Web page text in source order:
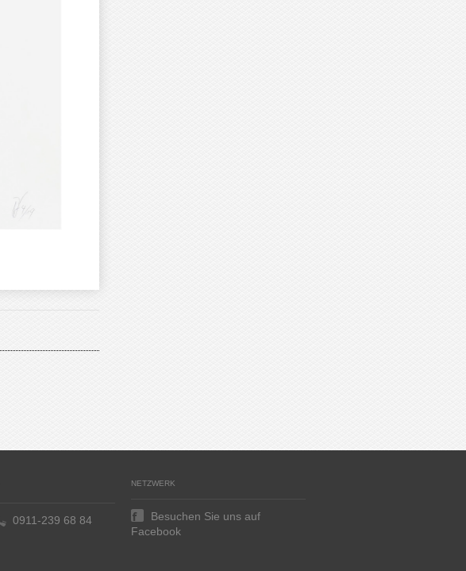
0911-239 68 84
NETZWERK
Besuchen Sie uns auf
Facebook